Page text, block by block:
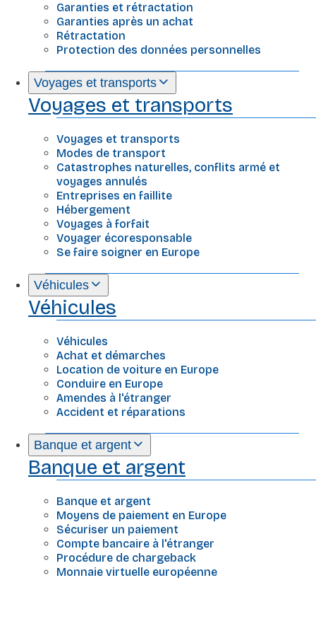
Garanties et rétractation
Garanties après un achat
Rétractation
Protection des données personnelles
Voyages et transports
Voyages et transports
Voyages et transports
Modes de transport
Catastrophes naturelles, conflits armé et
voyages annulés
Entreprises en faillite
Hébergement
Voyages à forfait
Voyager écoresponsable
Se faire soigner en Europe
Véhicules
Véhicules
Véhicules
Achat et démarches
Location de voiture en Europe
Conduire en Europe
Amendes à l'étranger
Accident et réparations
Banque et argent
Banque et argent
Banque et argent
Moyens de paiement en Europe
Sécuriser un paiement
Compte bancaire à l'étranger
Procédure de chargeback
Monnaie virtuelle européenne